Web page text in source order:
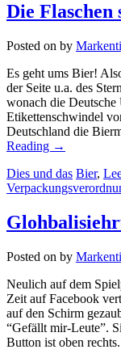
Die
Posted on by
Es geht ums Bier!
der Seite u.a. des
wonach die
Etikettenschwindel
Deutschland die
Reading →
Dies und das Bier,
Posted on by
Neulich auf dem
Zeit auf Facebook
auf den Schirm
“Gefällt mir-Leute”.
Button ist oben